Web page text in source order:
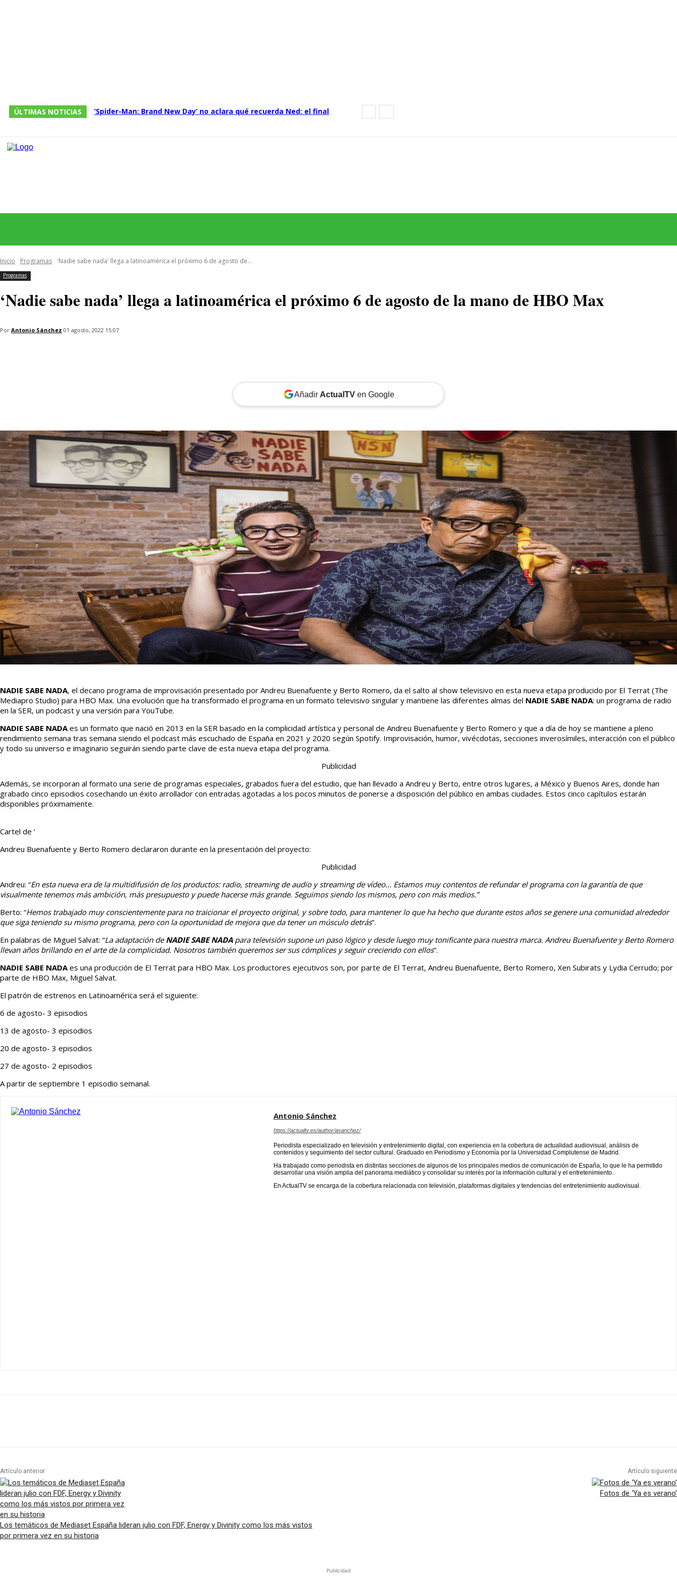
ÚLTIMAS NOTICIAS
‘Spider-Man: Brand New Day’ no aclara qué recuerda Ned: el final
Inicio Programas 'Nadie sabe nada' llega a latinoamérica el próximo 6 de agosto de...
Programas
‘Nadie sabe nada’ llega a latinoamérica el próximo 6 de agosto de la mano de HBO Max
Por Antonio Sánchez 01 agosto, 2022 15:07
Añadir ActualTVen Google
NADIE SABE NADA, el decano programa de improvisación presentado por Andreu Buenafuente y Berto Romero, da el salto al show televisivo en esta nueva etapa producido por El Terrat (The
Mediapro Studio) para HBO Max. Una evolución que ha transformado el programa en un formato televisivo singular y mantiene las diferentes almas del NADIE SABE NADA: un programa de radio
en la SER, un podcast y una versión para YouTube.
NADIE SABE NADAes un formato que nació en 2013 en la SER basado en la complicidad artística y personal de Andreu Buenafuente y Berto Romero y que a día de hoy se mantiene a pleno
rendimiento semana tras semana siendo el podcast más escuchado de España en 2021 y 2020 según Spotify. Improvisación, humor, vivécdotas, secciones inverosímiles, interacción con el público
y todo su universo e imaginario seguirán siendo parte clave de esta nueva etapa del programa.
Publicidad
Además, se incorporan al formato una serie de programas especiales, grabados fuera del estudio, que han llevado a Andreu y Berto, entre otros lugares, a México y Buenos Aires, donde han
grabado cinco episodios cosechando un éxito arrollador con entradas agotadas a los pocos minutos de ponerse a disposición del público en ambas ciudades. Estos cinco capítulos estarán
disponibles próximamente.
Cartel de ‘
Andreu Buenafuente y Berto Romero declararon durante en la presentación del proyecto:
Publicidad
Andreu: “En esta nueva era de la multidifusión de los productos: radio, streaming de audio y streaming de vídeo… Estamos muy contentos de refundar el programa con la garantía de que
visualmente tenemos más ambición, más presupuesto y puede hacerse más grande. Seguimos siendo los mismos, pero con más medios.”
Berto: “Hemos trabajado muy conscientemente para no traicionar el proyecto original, y sobre todo, para mantener lo que ha hecho que durante estos años se genere una comunidad alrededor
que siga teniendo su mismo programa, pero con la oportunidad de mejora que da tener un músculo detrás”.
En palabras de Miguel Salvat: “La adaptación de NADIE SABE NADApara televisión supone un paso lógico y desde luego muy tonificante para nuestra marca. Andreu Buenafuente y Berto Romero
llevan años brillando en el arte de la complicidad. Nosotros también queremos ser sus cómplices y seguir creciendo con ellos”.
NADIE SABE NADAes una producción de El Terrat para HBO Max. Los productores ejecutivos son, por parte de El Terrat, Andreu Buenafuente, Berto Romero, Xen Subirats y Lydia Cerrudo; por
parte de HBO Max, Miguel Salvat.
El patrón de estrenos en Latinoamérica será el siguiente:
6 de agosto- 3 episodios
13 de agosto- 3 episodios
20 de agosto- 3 episodios
27 de agosto- 2 episodios
A partir de septiembre 1 episodio semanal.
Antonio Sánchez
https://actualtv.es/author/asanchez/
Periodista especializado en televisión y entretenimiento digital, con experiencia en la cobertura de actualidad audiovisual, análisis de
contenidos y seguimiento del sector cultural. Graduado en Periodismo y Economía por la Universidad Complutense de Madrid.
Ha trabajado como periodista en distintas secciones de algunos de los principales medios de comunicación de España, lo que le ha permitido
desarrollar una visión amplia del panorama mediático y consolidar su interés por la información cultural y el entretenimiento.
En ActualTV se encarga de la cobertura relacionada con televisión, plataformas digitales y tendencias del entretenimiento audiovisual.
Artículo anterior
Los temáticos de Mediaset España lideran julio con FDF, Energy y Divinity como los más vistos
por primera vez en su historia
Artículo siguiente
Fotos de ‘Ya es verano’
Publicidad